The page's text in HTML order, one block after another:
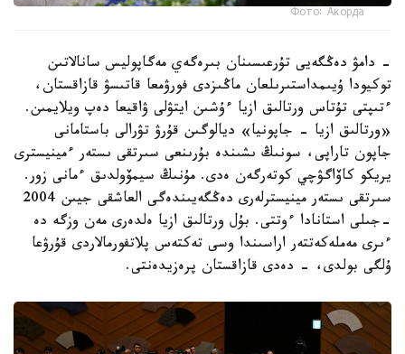
Фото: Акорда
- دامۋ دەڭگەيى تۇرعىسىنان بىرەگەي مەگاپوليس سانالاتىن
توكيودا ۇيىمداستىرىلعان ماڭىزدى فورۋمعا قاتىسۋ قازاقستان،
ءتىپتى تۇتاس ورتالىق ازيا ءۇشىن ايتۋلى ۋاقيعا دەپ ويلايمىن.
«ورتالىق ازيا - جاپونيا» ديالوگىن قۇرۋ تۋرالى باستامانى
جاپون تاراپى، سونىڭ ىشىندە بۇرىنعى سىرتقى ىستەر ءمينيسترى
يريكو كاۆاگۋچي كوتەرگەن ەدى. مۇنىڭ سيمۆولدىق ءمانى زور.
سىرتقى ىستەر مينيسترلەرى دەڭگەيىندەگى العاشقى جيىن 2004
-جىلى استانادا ءوتتى. بۇل ورتالىق ازيا ەلدەرى مەن وزگە دە
ءىرى مەملەكەتتەر اراسىندا وسى تەكتەس پلاتفورمالاردى قۇرۋعا
ۇلگى بولدى، - دەدى قازاقستان پرەزيدەنتى.